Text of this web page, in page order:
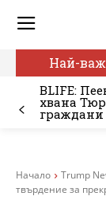
Най-
BLIFE:
хвана
граждани
Начало Trump
твърдение за